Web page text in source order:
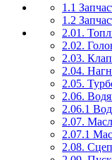
1.1
1.2
2.01.
2.02.
2.03.
2.04.
2.05.
2.06.
2.06.1
2.07.
2.07.1
2.08.